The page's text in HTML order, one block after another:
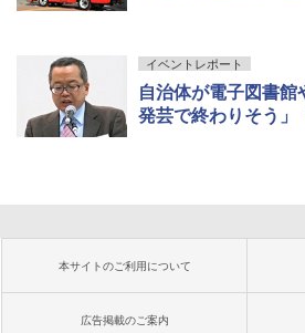
イベントレポート
自治体が電子図書館
発芸で終わりそう」
本サイトのご利用について
広告掲載のご案内